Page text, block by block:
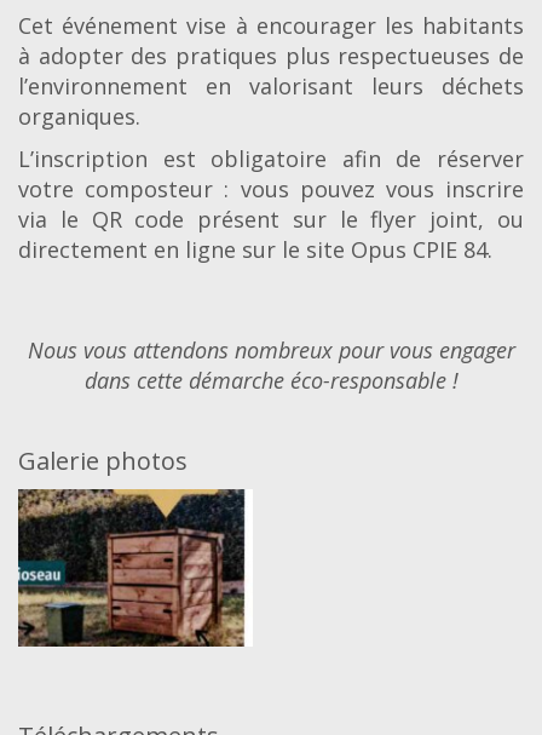
Cet événement vise à encourager les habitants
à adopter des pratiques plus respectueuses de
l’environnement en valorisant leurs déchets
organiques.
L’inscription est obligatoire afin de réserver
votre composteur : vous pouvez vous inscrire
via le QR code présent sur le flyer joint, ou
directement en ligne sur le site Opus CPIE 84.
Nous vous attendons nombreux pour vous engager
dans cette démarche éco-responsable !
Galerie photos